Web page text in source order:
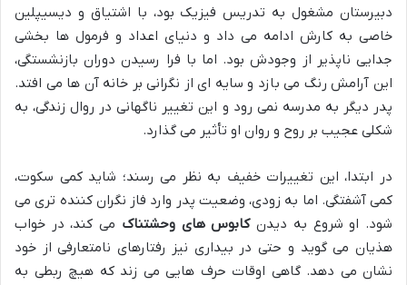
دبیرستان مشغول به تدریس فیزیک بود، با اشتیاق و دیسیپلین
خاصی به کارش ادامه می داد و دنیای اعداد و فرمول ها بخشی
جدایی ناپذیر از وجودش بود. اما با فرا رسیدن دوران بازنشستگی،
این آرامش رنگ می بازد و سایه ای از نگرانی بر خانه آن ها می افتد.
پدر دیگر به مدرسه نمی رود و این تغییر ناگهانی در روال زندگی، به
شکلی عجیب بر روح و روان او تأثیر می گذارد.
در ابتدا، این تغییرات خفیف به نظر می رسند؛ شاید کمی سکوت،
کمی آشفتگی. اما به زودی، وضعیت پدر وارد فاز نگران کننده تری می
شود. او شروع به دیدنکابوس های وحشتناک می کند، در خواب
هذیان می گوید و حتی در بیداری نیز رفتارهای نامتعارفی از خود
نشان می دهد. گاهی اوقات حرف هایی می زند که هیچ ربطی به